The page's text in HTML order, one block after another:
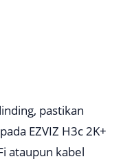
pastikan
EZVIZ H3c 2K+
ataupun kabel